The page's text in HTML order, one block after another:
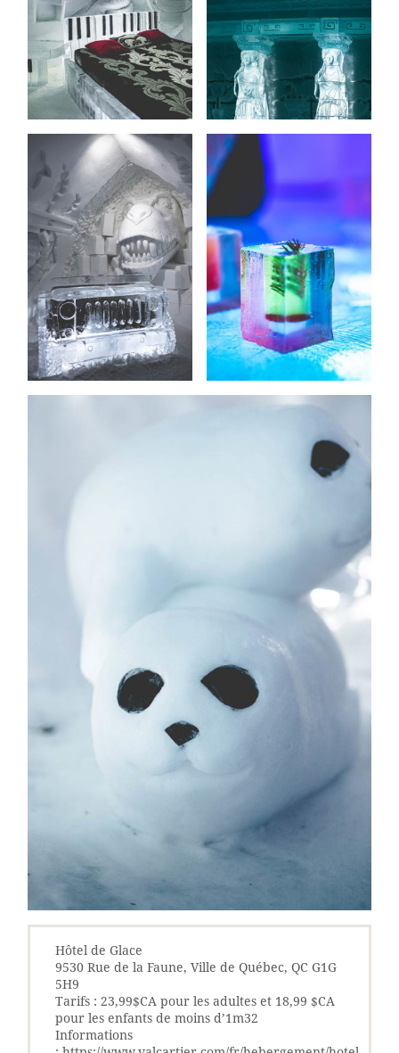
Hôtel de Glace
9530 Rue de la Faune, Ville de Québec, QC G1G
5H9
Tarifs : 23,99$CA pour les adultes et 18,99 $CA
pour les enfants de moins d’1m32
Informations